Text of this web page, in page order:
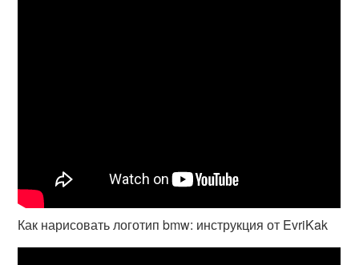
Как нарисовать логотип bmw: инструкция от EvriKak